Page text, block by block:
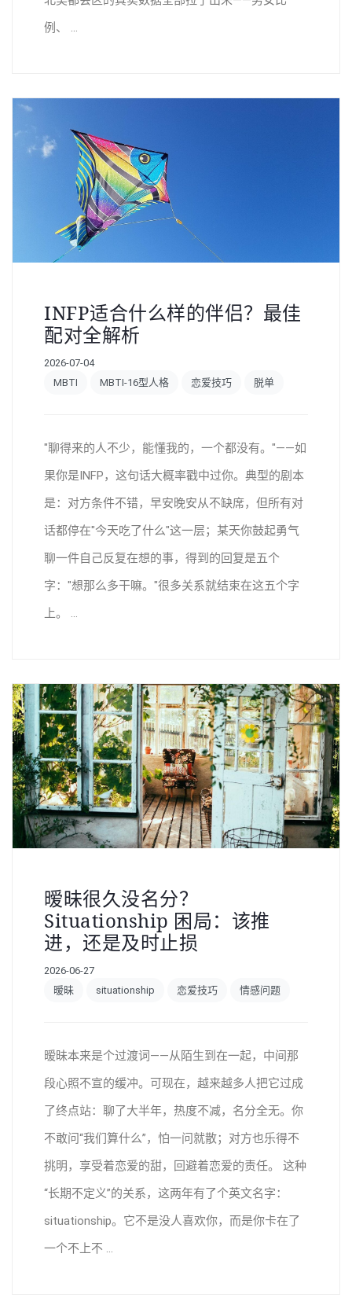
例、 ...
INFP适合什么样的伴侣？最佳
配对全解析
2026-07-04
MBTI
MBTI-16型人格 恋爱技巧 脱单
"聊得来的人不少，能懂我的，一个都没有。"——如
果你是INFP，这句话大概率戳中过你。典型的剧本
是：对方条件不错，早安晚安从不缺席，但所有对
话都停在"今天吃了什么"这一层；某天你鼓起勇气
聊一件自己反复在想的事，得到的回复是五个
字："想那么多干嘛。"很多关系就结束在这五个字
上。 ...
暧昧很久没名分？
Situationship 困局：该推
进，还是及时止损
2026-06-27
暧昧
situationship 恋爱技巧 情感问题
暧昧本来是个过渡词——从陌生到在一起，中间那
段心照不宣的缓冲。可现在，越来越多人把它过成
了终点站：聊了大半年，热度不减，名分全无。你
不敢问“我们算什么”，怕一问就散；对方也乐得不
挑明，享受着恋爱的甜，回避着恋爱的责任。 这种
“长期不定义”的关系，这两年有了个英文名字：
situationship。它不是没人喜欢你，而是你卡在了
一个不上不 ...